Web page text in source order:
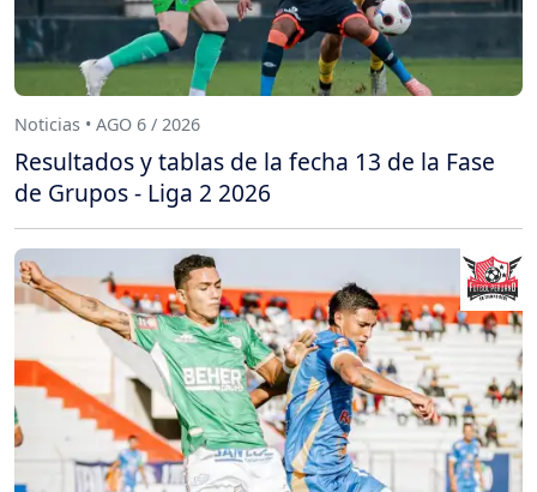
Noticias • AGO 6 / 2026
Resultados y tablas de la fecha 13 de la Fase
de Grupos - Liga 2 2026